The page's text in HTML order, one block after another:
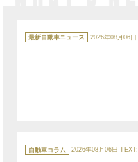
テ
ゴ
最新自動車ニュース 2026年08月06日
テ
ゴ
自動車コラム 2026年08月06日 TEXT: